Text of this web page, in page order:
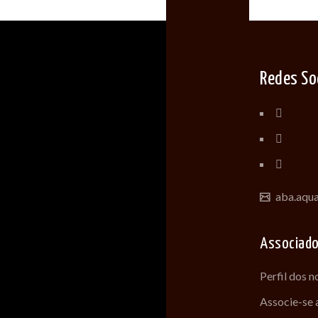
Redes
Perfil dos
Associe-se